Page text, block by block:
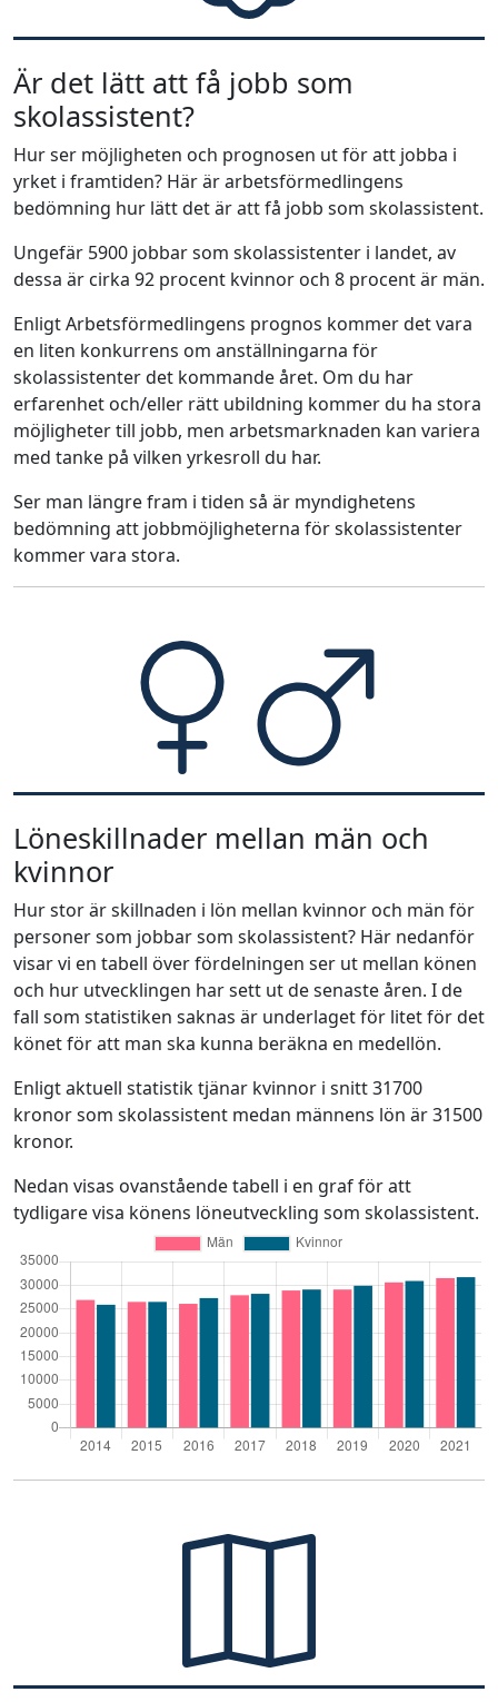
Är det lätt att få jobb som
skolassistent?
Hur ser möjligheten och prognosen ut för att jobba i
yrket i framtiden? Här är arbetsförmedlingens
bedömning hur lätt det är att få jobb som skolassistent.
Ungefär 5900 jobbar som skolassistenter i landet, av
dessa är cirka 92 procent kvinnor och 8 procent är män.
Enligt Arbetsförmedlingens prognos kommer det vara
en liten konkurrens om anställningarna för
skolassistenter det kommande året. Om du har
erfarenhet och/eller rätt ubildning kommer du ha stora
möjligheter till jobb, men arbetsmarknaden kan variera
med tanke på vilken yrkesroll du har.
Ser man längre fram i tiden så är myndighetens
bedömning att jobbmöjligheterna för skolassistenter
kommer vara stora.
Löneskillnader mellan män och
kvinnor
Hur stor är skillnaden i lön mellan kvinnor och män för
personer som jobbar som skolassistent? Här nedanför
visar vi en tabell över fördelningen ser ut mellan könen
och hur utvecklingen har sett ut de senaste åren. I de
fall som statistiken saknas är underlaget för litet för det
könet för att man ska kunna beräkna en medellön.
Enligt aktuell statistik tjänar kvinnor i snitt 31700
kronor som skolassistent medan männens lön är 31500
kronor.
Nedan visas ovanstående tabell i en graf för att
tydligare visa könens löneutveckling som skolassistent.